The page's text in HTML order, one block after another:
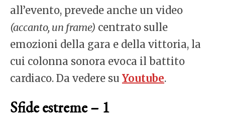
all’evento, prevede anche un video
(accanto, un frame) centrato sulle
emozioni della gara e della vittoria, la
cui colonna sonora evoca il battito
cardiaco. Da vedere su Youtube.
Sfide estreme – 1